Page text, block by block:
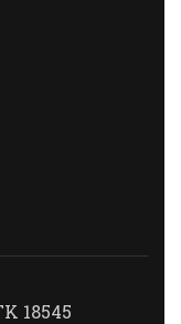
18545